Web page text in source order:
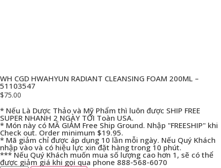
WH CGD HWAHYUN RADIANT CLEANSING FOAM 200ML –
51103547
$75.00
* Nếu Là Dược Thảo và Mỹ Phẩm thì luôn được SHIP FREE
SUPER NHANH 2 NGÀY TỚI Toàn USA.
* Món này có MÃ GIẢM Free Ship Ground. Nhập "FREESHIP" khi
Check out. Order minimum $19.95.
* Mã giảm chỉ được áp dụng 10 lần mỗi ngày. Nếu Quý Khách
nhập vào và có hiệu lực xin đặt hàng trong 10 phút.
*** Nếu Quý Khách muốn mua số lượng cao hơn 1, sẽ có thể
được giảm giá khi gọi qua phone 888-568-6070